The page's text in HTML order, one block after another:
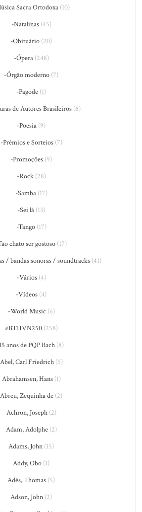
Sacra Ortodoxa (10)
-Natalinas(45)
-Obituário (20)
-Ópera(248)
-Órgão moderno (7)
-Pagode (1)
de Autores Brasileiros(6)
-Poesia (9)
-Prêmios e Sorteios(7)
-Promoções (9)
-Rock(28)
-Samba(17)
-Sei lá (13)
-Tango(17)
chato ser gostoso (17)
/ bandas sonoras / soundtracks(41)
-Vários(4)
-Vídeos (4)
-World Music (6)
#BTHVN250(258)
15 anos de PQP Bach(8)
Abel, Carl Friedrich(5)
Abrahamsen, Hans(1)
Abreu, Zequinha de (2)
Achron, Joseph(2)
Adam, Adolphe(2)
Adams, John (15)
Addy, Obo (1)
Adès, Thomas (5)
Adson, John (2)